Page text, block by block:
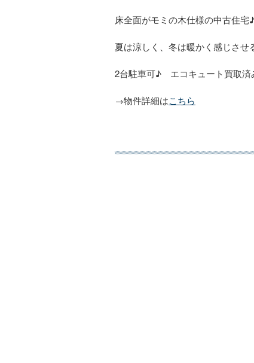
床全面がモミの木仕様の中古住
夏は涼しく、冬は暖かく感じさ
2台駐車可♪ エコキュート買取済
→物件詳細はこちら